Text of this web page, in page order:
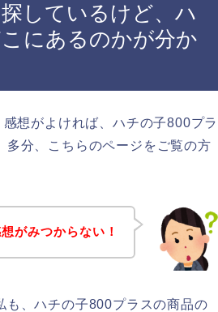
しているけど、ハ
にあるのかが分か
想がよければ、ハチの子800プラ
多分、こちらのページをご覧の方
がみつからない！
も、ハチの子800プラスの商品の